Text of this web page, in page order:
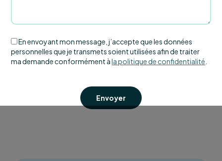
En envoyant mon message, j’accepte que les données
personnelles que je transmets soient utilisées afin de traiter
ma demande conformément àla politique de confidentialité
Envoyer